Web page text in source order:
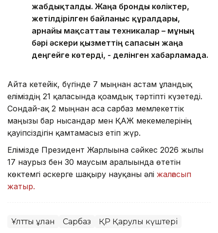
жабдықталды. Жаңа бронды көліктер,
жетілдірілген байланыс құралдары,
арнайы мақсаттағы техникалар – мұның
бәрі әскери қызметтің сапасын жаңа
деңгейге көтерді, - делінген хабарламада.
Айта кетейік, бүгінде 7 мыңнан астам ұландық
еліміздің 21 қаласында қоғамдық тәртіпті күзетеді.
Сондай-ақ 2 мыңнан аса сарбаз мемлекеттік
маңызы бар нысандар мен ҚАЖ мекемелерінің
қауіпсіздігін қамтамасыз етіп жүр.
Елімізде Президент Жарлығына сәйкес 2026 жылғы
17 наурыз бен 30 маусым аралығында өтетін
көктемгі әскерге шақыру науқаны әлі жалғасып
жатыр.
Ұлттық ұлан Сарбаз ҚР Қарулы күштері